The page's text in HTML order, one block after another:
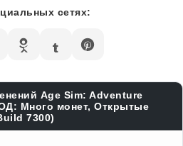
сетях:
Age Sim: Adventure
Много монет, Открытые
7300)